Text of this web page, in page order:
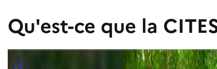
Qu'est-ce que la